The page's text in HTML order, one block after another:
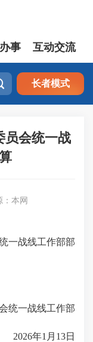
事 互动交流
长者模式
员会统一战
：本网
一战线工作部部
统一战线工作部
年1月13日